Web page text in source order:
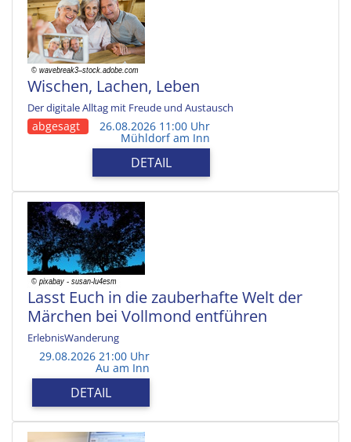
Wischen, Lachen, Leben
Der digitale Alltag mit Freude und Austausch
abgesagt 26.08.2026 11:00 Uhr
Mühldorf am Inn
DETAIL
Lasst Euch in die zauberhafte Welt der
Märchen bei Vollmond entführen
ErlebnisWanderung
29.08.2026 21:00 Uhr
Au am Inn
DETAIL